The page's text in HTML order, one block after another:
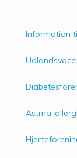
Information
Astma-